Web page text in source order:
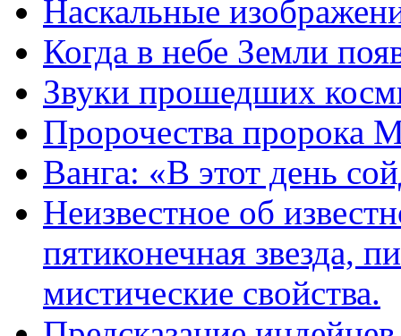
Наскальные
Когда в небе Земли
Звуки прошедших
Пророчества пророка
Ванга: «В этот день
Неизвестное об
пятиконечная звезда,
мистические свойства.